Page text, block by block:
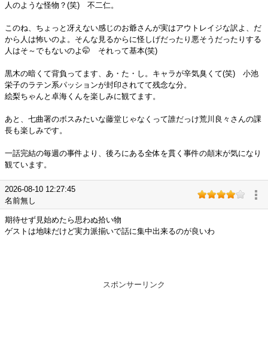
人のような怪物？(笑) 不二仁。
このね、ちょっと冴えない感じのお爺さんが実はアウトレイジな訳よ、だ
から人は怖いのよ。そんな見るからに怪しげだったり悪そうだったりする
人はそ～でもないのよ🤭 それって基本(笑)
黒木の暗くて背負ってます、あ・た・し。キャラが辛気臭くて(笑) 小池
栄子のラテン系パッションが封印されてて残念な分。
絵梨ちゃんと卓海くんを楽しみに観てます。
あと、七曲署のボスみたいな藤堂じゃなくって誰だっけ荒川良々さんの課
長も楽しみです。
一話完結の毎週の事件より、後ろにある全体を貫く事件の顛末が気になり
観ています。
2026-08-10 12:27:45
名前無し
期待せず見始めたら思わぬ拾い物
ゲストは地味だけど実力派揃いで話に集中出来るのが良いわ
スポンサーリンク